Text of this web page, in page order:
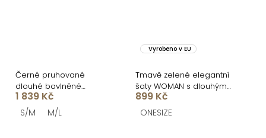
Černé pruhované
dlouhé bavlněné
zavinovací šaty NATURE
1 839 Kč
S/M M/L
Vyrobeno v EU
Tmavě zelené elegantní
šaty WOMAN s dlouhým
rukávem
899 Kč
ONESIZE